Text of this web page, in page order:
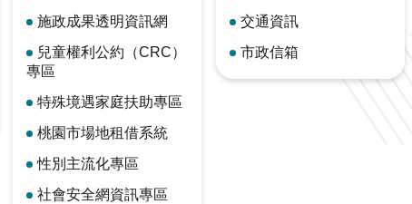
施政成果透明資訊網
兒童權利公約（CRC）
專區
特殊境遇家庭扶助專區
桃園市場地租借系統
性別主流化專區
社會安全網資訊專區
交通資訊
市政信箱